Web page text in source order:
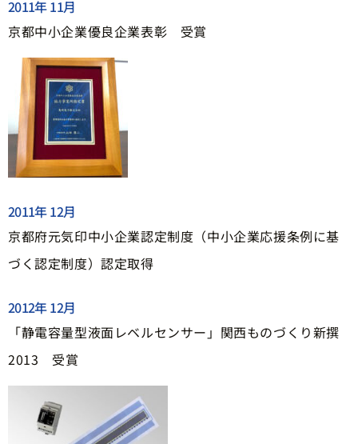
2011年 11月
京都中小企業優良企業表彰 受賞
2011年 12月
京都府元気印中小企業認定制度（中小企業応援条例に基
づく認定制度）認定取得
2012年 12月
「静電容量型液面レベルセンサー」関西ものづくり新撰
2013 受賞